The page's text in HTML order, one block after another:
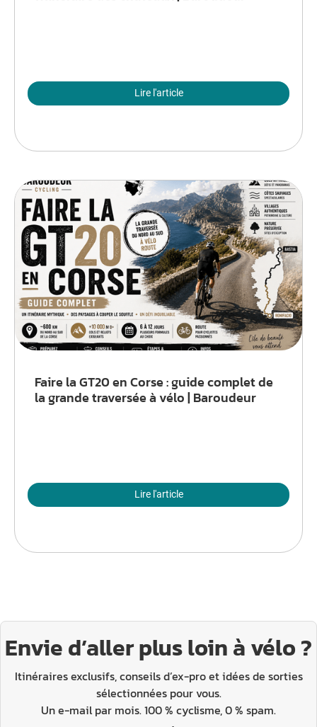
Lire l'article
Faire la GT20 en Corse : guide complet de
la grande traversée à vélo | Baroudeur
Lire l'article
Envie d’aller plus loin à vélo ?
Itinéraires exclusifs, conseils d’ex-pro et idées de sorties
sélectionnées pour vous.
Un e-mail par mois. 100 % cyclisme, 0 % spam.